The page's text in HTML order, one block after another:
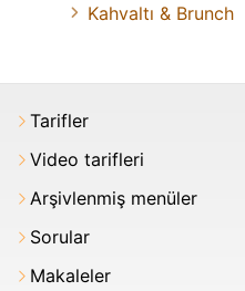
Kahvaltı & Brunch
Tarifler
Video tarifleri
Arşivlenmiş menüler
Sorular
Makaleler